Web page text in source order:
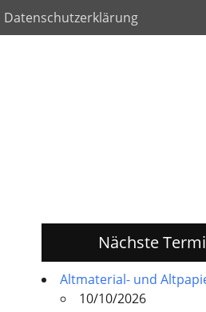
Datenschutzerklärung
Nächste
Altmaterial- und
10/10/2026